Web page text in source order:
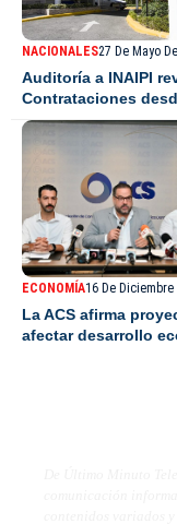
NACIONALES27 De Mayo
Auditoría a INAIPI
Contrataciones
ECONOMÍA16 De Diciembre
La ACS afirma
afectar desarrollo